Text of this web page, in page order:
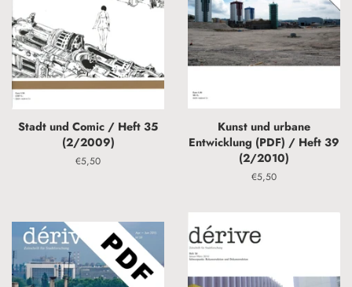
Stadt und Comic / Heft 35
(2/2009)
Normaler
€5,50
Kunst und urbane
Entwicklung (PDF) / Heft 39
(2/2010)
Normaler
€5,50